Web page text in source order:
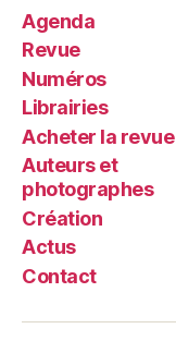
Agenda
Revue
Numéros
Librairies
Acheter la revue
Auteurs et
photographes
Création
Actus
Contact